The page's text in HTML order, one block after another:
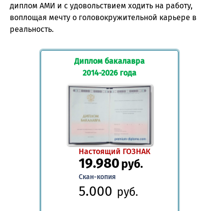
диплом АМИ и с удовольствием ходить на работу,
воплощая мечту о головокружительной карьере в
реальность.
Диплом бакалавра
2014-2026 года
Настоящий ГОЗНАК
19.980руб.
Скан-копия
5.000 руб.